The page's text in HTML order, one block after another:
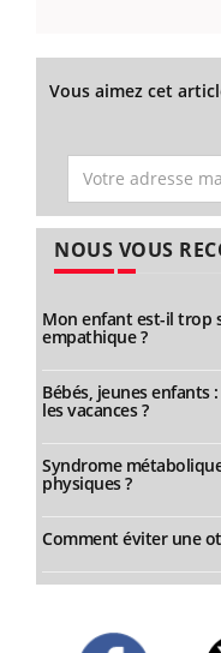
Vous aimez cet
NOUS VOUS
Mon enfant est-il trop
empathique ?
Bébés, jeunes enfants
les vacances ?
Syndrome
physiques ?
Comment éviter une